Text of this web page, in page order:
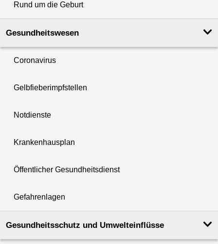
Rund um die Geburt
Gesundheits­wesen
Coronavirus
Gelbfieberimpfstellen
Notdienste
Krankenhausplan
Öffentlicher Gesundheitsdienst
Gefahrenlagen
Gesundheits­schutz und Umwelt­einflüsse